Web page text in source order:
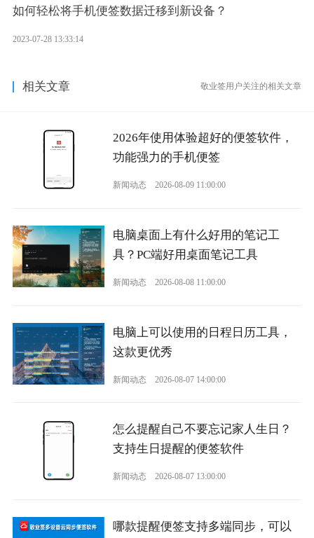
如何轻松将手机便签数据迁移到新设备？
2023-07-28 13:33:14
相关文章 敬业签用户关注的相关文章
2026年使用体验超好的便签软件，
功能强力的手机便签
新闻动态 2026-08-09 11:00:00
电脑桌面上有什么好用的笔记工
具？PC端好用桌面笔记工具
新闻动态 2026-08-08 11:00:00
电脑上可以使用的日程日历工具，
这款更优秀
新闻动态 2026-08-07 14:00:00
怎么提醒自己不要忘记家人生日？
支持生日提醒的便签软件
新闻动态 2026-08-07 13:00:00
哪款提醒便签支持多端同步，可以